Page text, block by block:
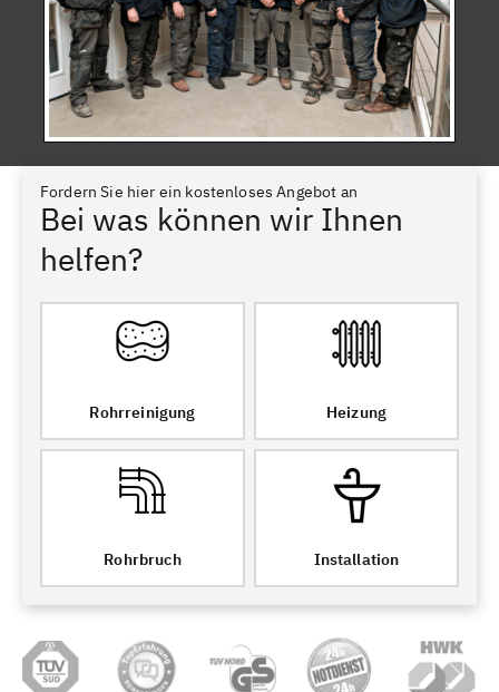
Fordern Sie hier ein kostenloses Angebot an
Bei was können wir Ihnen
helfen?
Rohrreinigung Heizung
Rohrbruch Installation